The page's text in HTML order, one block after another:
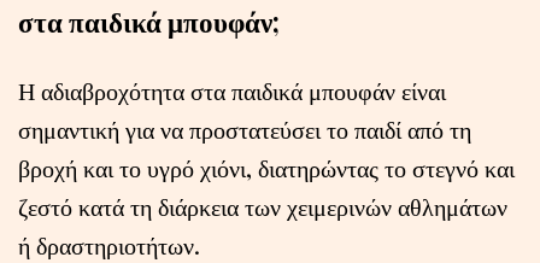
στα παιδικά μπουφάν;
Η αδιαβροχότητα στα παιδικά μπουφάν είναι
σημαντική για να προστατεύσει το παιδί από τη
βροχή και το υγρό χιόνι, διατηρώντας το στεγνό και
ζεστό κατά τη διάρκεια των χειμερινών αθλημάτων
ή δραστηριοτήτων.